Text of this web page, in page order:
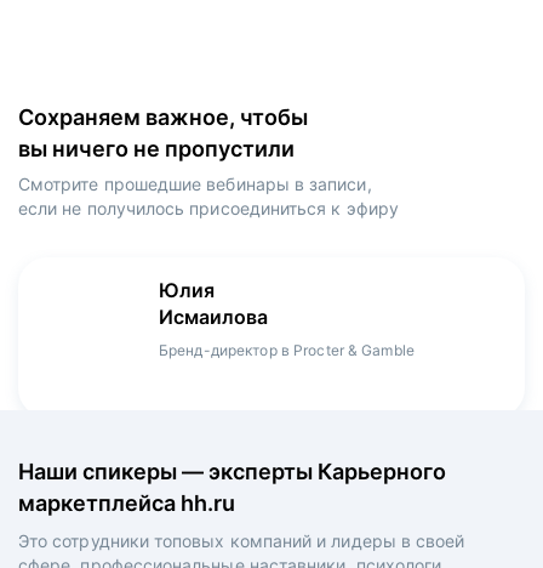
Сохраняем важное, чтобы
вы ничего не пропустили
Смотрите прошедшие вебинары в записи,
если не получилось присоединиться к эфиру
Юлия
Исмаилова
Бренд-директор в Procter & Gamble
Игорь
Зуриев
Руководитель ИТ-проектов, международный
Мария
Оборина
Менеджер продукта в hh.ru
Денис
Мерзлов
Креативный директор в XReady Lab, ex-КРОК
Даниил
Харламов
Head Product Manager в Ozon / ex-Huawei,
Наши спикеры — эксперты Карьерного
маркетплейса hh.ru
Это сотрудники топовых компаний и лидеры в своей